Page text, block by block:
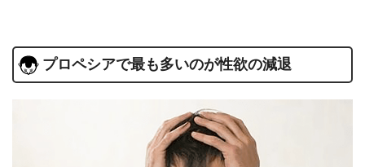
プロペシアで最も多いのが性欲の減退